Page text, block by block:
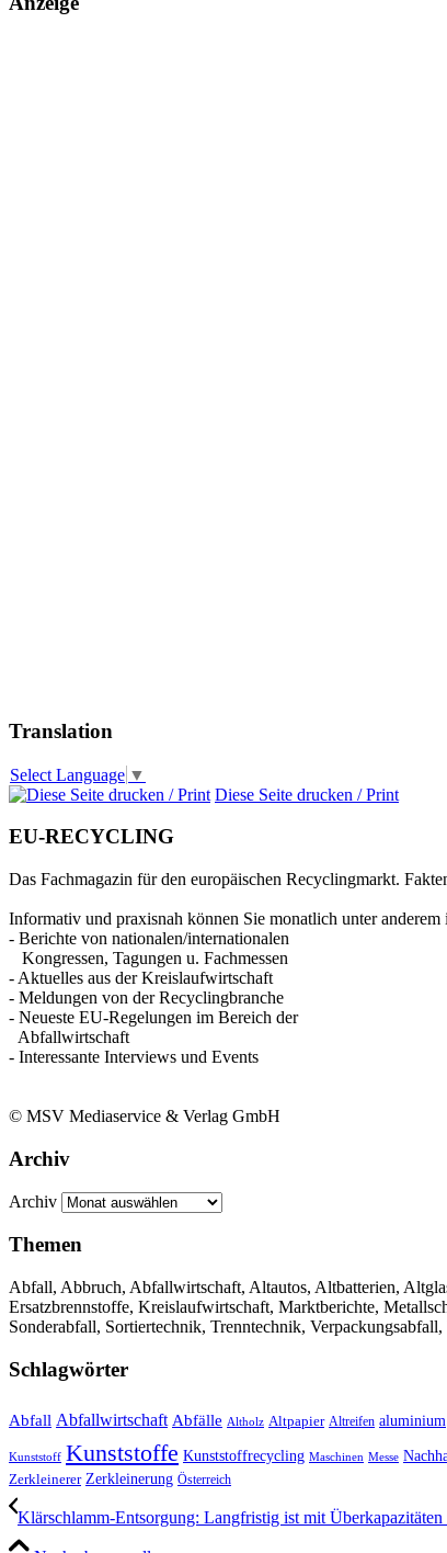
Translation
Select Language ▼
Diese Seite drucken / Print
EU-RECYCLING
Das Fachmagazin für den europäischen Recyclingmarkt.
Informativ und praxisnah können Sie monatlich unter anderem
- Berichte von nationalen/internationalen
Kongressen, Tagungen u. Fachmessen
- Aktuelles aus der Kreislaufwirtschaft
- Meldungen von der Recyclingbranche
- Neueste EU-Regelungen im Bereich der
Abfallwirtschaft
- Interessante Interviews und Events
© MSV Mediaservice & Verlag GmbH
Archiv
Archiv
Themen
Abfall, Abbruch, Abfallwirtschaft, Altautos, Altbatterien,
Ersatzbrennstoffe, Kreislaufwirtschaft, Marktberichte,
Sonderabfall, Sortiertechnik, Trenntechnik,
Schlagwörter
Abfall Abfallwirtschaft Abfälle Altholz Altpapier Altreifen aluminium
Kunststoff Kunststoffe Kunststoffrecycling Maschinen Messe
Zerkleinerer Zerkleinerung Österreich
Klärschlamm-Entsorgung: Langfristig ist mit Überkapazitäten